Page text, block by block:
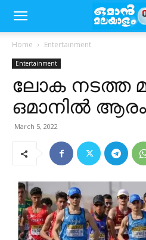
Home Entertainment
Entertainment
ലോക നടത്ത
ഒമാനിൽ
March 5, 2022